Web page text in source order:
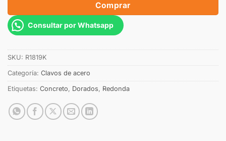
Comprar
Consultar por Whatsapp
SKU: R1819K
Categoría: Clavos de acero
Etiquetas: Concreto, Dorados, Redonda